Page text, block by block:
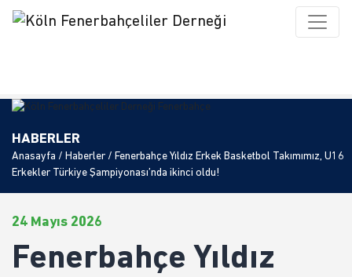
HABERLER
Anasayfa / Haberler / Fenerbahçe Yıldız Erkek Basketbol Takımımız, U16
Erkekler Türkiye Şampiyonası’nda ikinci oldu!
24 Mayıs 2026
Fenerbahçe Yıldız